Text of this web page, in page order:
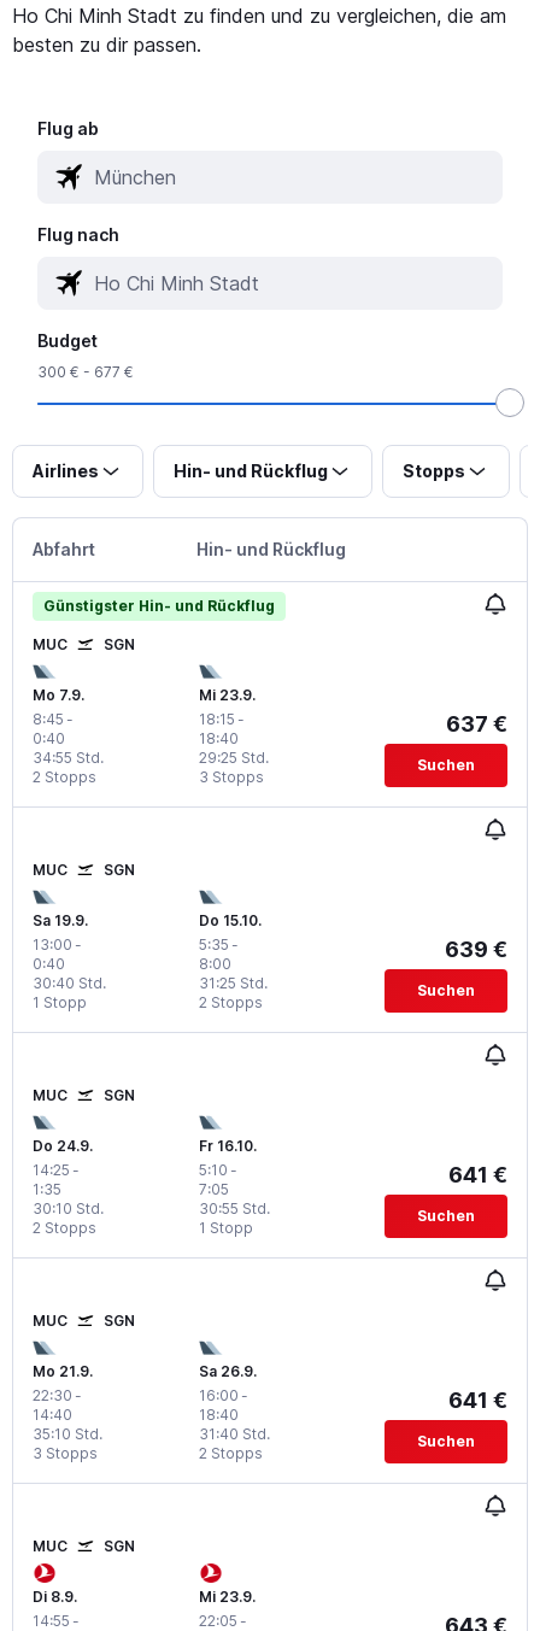
Ho Chi Minh Stadt zu finden und zu vergleichen, die am
besten zu dir passen.
Flug ab
Flug nach
Budget
300 € - 677 €
Airlines Hin- und Rückflug Stopps
Abfahrt Hin- und Rückflug
Günstigster Hin- und Rückflug
MUC SGN
Mo 7.9.
8:45 -
0:40
2 Stopps
34:55 Std.
Mi 23.9.
18:15 -
18:40
3 Stopps
29:25 Std.
637 €
Suchen
MUC SGN
Sa 19.9.
13:00 -
0:40
1 Stopp
30:40 Std.
Do 15.10.
5:35 -
8:00
2 Stopps
31:25 Std.
639 €
Suchen
MUC SGN
Do 24.9.
14:25 -
1:35
2 Stopps
30:10 Std.
Fr 16.10.
5:10 -
7:05
1 Stopp
30:55 Std.
641 €
Suchen
MUC SGN
Mo 21.9.
22:30 -
14:40
3 Stopps
35:10 Std.
Sa 26.9.
16:00 -
18:40
2 Stopps
31:40 Std.
641 €
Suchen
MUC SGN
Di 8.9.
14:55 -
Mi 23.9.
22:05 -
643 €